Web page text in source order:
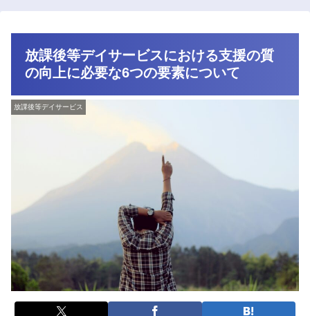
放課後等デイサービスにおける支援の質
の向上に必要な6つの要素について
放課後等デイサービス